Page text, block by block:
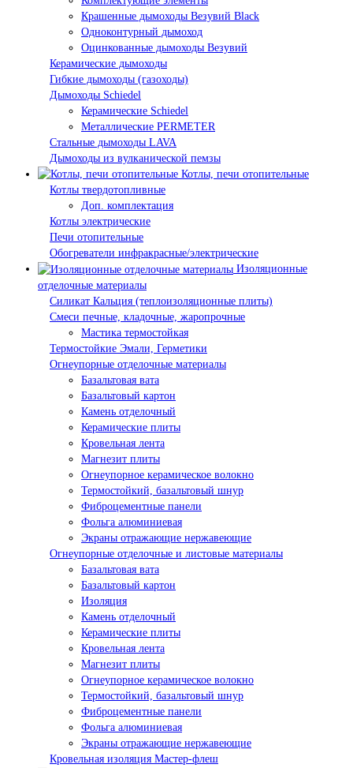
Крашенные дымоходы Везувий Black
Одноконтурный дымоход
Оцинкованные дымоходы Везувий
Керамические дымоходы
Гибкие дымоходы (газоходы)
Дымоходы Schiedel
Керамические Schiedel
Металлические PERMETER
Стальные дымоходы LAVA
Дымоходы из вулканической пемзы
Котлы, печи отопительные
Котлы твердотопливные
Доп. комплектация
Котлы электрические
Печи отопительные
Обогреватели инфракрасные/электрические
Изоляционные
отделочные материалы
Силикат Кальция (теплоизоляционные плиты)
Смеси печные, кладочные, жаропрочные
Мастика термостойкая
Термостойкие Эмали, Герметики
Огнеупорные отделочные материалы
Базальтовая вата
Базальтовый картон
Камень отделочный
Керамические плиты
Кровельная лента
Магнезит плиты
Огнеупорное керамическое волокно
Термостойкий, базальтовый шнур
Фиброцементные панели
Фольга алюминиевая
Экраны отражающие нержавеющие
Огнеупорные отделочные и листовые материалы
Базальтовая вата
Базальтовый картон
Изоляция
Камень отделочный
Керамические плиты
Кровельная лента
Магнезит плиты
Огнеупорное керамическое волокно
Термостойкий, базальтовый шнур
Фиброцементные панели
Фольга алюминиевая
Экраны отражающие нержавеющие
Кровельная изоляция Мастер-флеш